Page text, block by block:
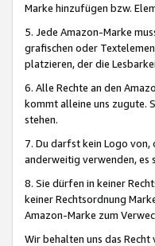
Marke hinzufügen bzw.
5. Jede Amazon-Marke
grafischen oder
platzieren, der die
6. Alle Rechte an den
kommt alleine uns zugute.
stehen.
7. Du darfst kein Logo
anderweitig verwenden, es
8. Sie dürfen in keiner
keiner Rechtsordnung
Amazon-Marke zum
Wir behalten uns das